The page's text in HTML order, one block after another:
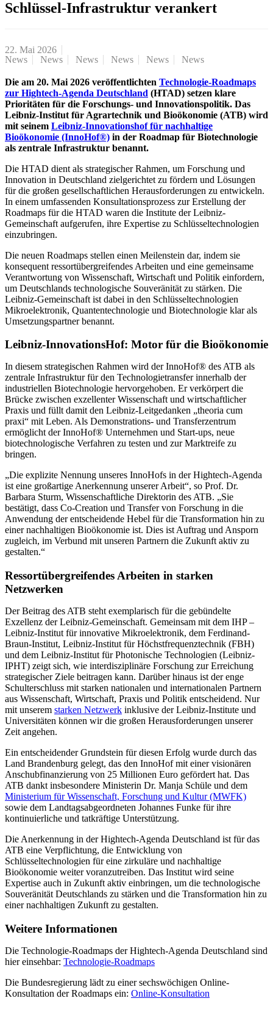
Schlüssel-Infrastruktur verankert
22. Mai 2026
News
News News News News News
Die am 20. Mai 2026 veröffentlichten Technologie-Roadmaps
zur Hightech-Agenda Deutschland (HTAD) setzen klare
Prioritäten für die Forschungs- und Innovationspolitik. Das
Leibniz-Institut für Agrartechnik und Bioökonomie (ATB) wird
mit seinem Leibniz-Innovationshof für nachhaltige
Bioökonomie (InnoHof®) in der Roadmap für Biotechnologie
als zentrale Infrastruktur benannt.
Die HTAD dient als strategischer Rahmen, um Forschung und
Innovation in Deutschland zielgerichtet zu fördern und Lösungen
für die großen gesellschaftlichen Herausforderungen zu entwickeln.
In einem umfassenden Konsultationsprozess zur Erstellung der
Roadmaps für die HTAD waren die Institute der Leibniz-
Gemeinschaft aufgerufen, ihre Expertise zu Schlüsseltechnologien
einzubringen.
Die neuen Roadmaps stellen einen Meilenstein dar, indem sie
konsequent ressortübergreifendes Arbeiten und eine gemeinsame
Verantwortung von Wissenschaft, Wirtschaft und Politik einfordern,
um Deutschlands technologische Souveränität zu stärken. Die
Leibniz-Gemeinschaft ist dabei in den Schlüsseltechnologien
Mikroelektronik, Quantentechnologie und Biotechnologie klar als
Umsetzungspartner benannt.
Leibniz-InnovationsHof: Motor für die Bioökonomie
In diesem strategischen Rahmen wird der InnoHof® des ATB als
zentrale Infrastruktur für den Technologietransfer innerhalb der
industriellen Biotechnologie hervorgehoben. Er verkörpert die
Brücke zwischen exzellenter Wissenschaft und wirtschaftlicher
Praxis und füllt damit den Leibniz-Leitgedanken „theoria cum
praxi“ mit Leben. Als Demonstrations- und Transferzentrum
ermöglicht der InnoHof® Unternehmen und Start-ups, neue
biotechnologische Verfahren zu testen und zur Marktreife zu
bringen.
„Die explizite Nennung unseres InnoHofs in der Hightech-Agenda
ist eine großartige Anerkennung unserer Arbeit“, so Prof. Dr.
Barbara Sturm, Wissenschaftliche Direktorin des ATB. „Sie
bestätigt, dass Co-Creation und Transfer von Forschung in die
Anwendung der entscheidende Hebel für die Transformation hin zu
einer nachhaltigen Bioökonomie ist. Dies ist Auftrag und Ansporn
zugleich, im Verbund mit unseren Partnern die Zukunft aktiv zu
gestalten.“
Ressortübergreifendes Arbeiten in starken
Netzwerken
Der Beitrag des ATB steht exemplarisch für die gebündelte
Exzellenz der Leibniz-Gemeinschaft. Gemeinsam mit dem IHP –
Leibniz-Institut für innovative Mikroelektronik, dem Ferdinand-
Braun-Institut, Leibniz-Institut für Höchstfrequenztechnik (FBH)
und dem Leibniz-Institut für Photonische Technologien (Leibniz-
IPHT) zeigt sich, wie interdisziplinäre Forschung zur Erreichung
strategischer Ziele beitragen kann. Darüber hinaus ist der enge
Schulterschluss mit starken nationalen und internationalen Partnern
aus Wissenschaft, Wirtschaft, Praxis und Politik entscheidend. Nur
mit unserem starken Netzwerk inklusive der Leibniz-Institute und
Universitäten können wir die großen Herausforderungen unserer
Zeit angehen.
Ein entscheidender Grundstein für diesen Erfolg wurde durch das
Land Brandenburg gelegt, das den InnoHof mit einer visionären
Anschubfinanzierung von 25 Millionen Euro gefördert hat. Das
ATB dankt insbesondere Ministerin Dr. Manja Schüle und dem
Ministerium für Wissenschaft, Forschung und Kultur (MWFK)
sowie dem Landtagsabgeordneten Johannes Funke für ihre
kontinuierliche und tatkräftige Unterstützung.
Die Anerkennung in der Hightech-Agenda Deutschland ist für das
ATB eine Verpflichtung, die Entwicklung von
Schlüsseltechnologien für eine zirkuläre und nachhaltige
Bioökonomie weiter voranzutreiben. Das Institut wird seine
Expertise auch in Zukunft aktiv einbringen, um die technologische
Souveränität Deutschlands zu stärken und die Transformation hin zu
einer nachhaltigen Zukunft zu gestalten.
Weitere Informationen
Die Technologie-Roadmaps der Hightech-Agenda Deutschland sind
hier einsehbar: Technologie-Roadmaps
Die Bundesregierung lädt zu einer sechswöchigen Online-
Konsultation der Roadmaps ein: Online-Konsultation